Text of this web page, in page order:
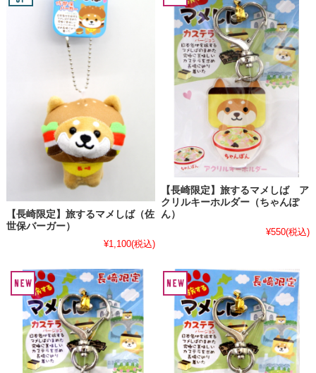
【長崎限定】旅するマメしば（佐
世保バーガー）
¥1,100(税込)
【長崎限定】旅するマメしば ア
クリルキーホルダー（ちゃんぽ
ん）
¥550(税込)